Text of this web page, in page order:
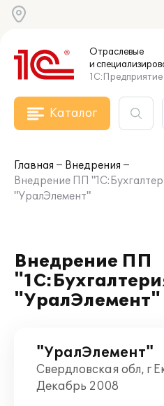
Отраслевые
и
1С:Предприятие
Каталог
Главная
Внедрения
Внедрение ПП
"УралЭлемент"
Внедрение ПП
"УралЭлемент"
"УралЭлемент"
Свердловская обл, г
Декабрь 2008